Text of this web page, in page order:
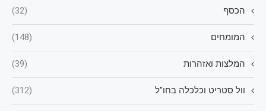
הכסף (32)
המומחים (148)
המלצות ואזהרות (39)
וול סטריט וכלכלה בחו"ל (312)